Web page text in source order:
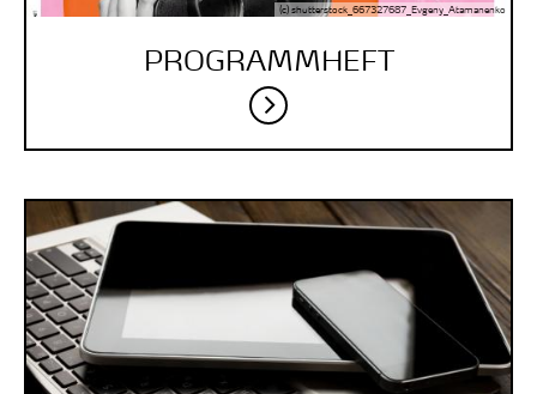
(c) shutterstock_667327687_Evgeny_Atamanenko
PROGRAMM­HEFT